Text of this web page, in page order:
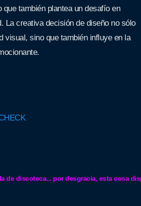
también plantea un desafío en
La creativa decisión de diseño no sólo
visual, sino que también influye en la
de discoteca... por desgracia, esta cosa